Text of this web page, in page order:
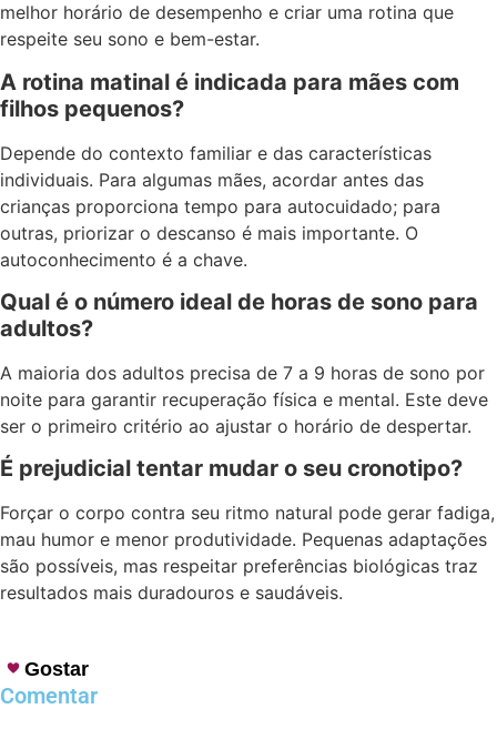
melhor horário de desempenho e criar uma rotina que
respeite seu sono e bem-estar.
A rotina matinal é indicada para mães com
filhos pequenos?
Depende do contexto familiar e das características
individuais. Para algumas mães, acordar antes das
crianças proporciona tempo para autocuidado; para
outras, priorizar o descanso é mais importante. O
autoconhecimento é a chave.
Qual é o número ideal de horas de sono para
adultos?
A maioria dos adultos precisa de 7 a 9 horas de sono por
noite para garantir recuperação física e mental. Este deve
ser o primeiro critério ao ajustar o horário de despertar.
É prejudicial tentar mudar o seu cronotipo?
Forçar o corpo contra seu ritmo natural pode gerar fadiga,
mau humor e menor produtividade. Pequenas adaptações
são possíveis, mas respeitar preferências biológicas traz
resultados mais duradouros e saudáveis.
Gostar
Comentar